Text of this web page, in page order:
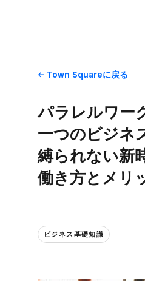
Town Squareに​戻る
パラレルワー
一つの​ビジネ
縛られない​新
働き方と​メリ
ビジネス基礎知識